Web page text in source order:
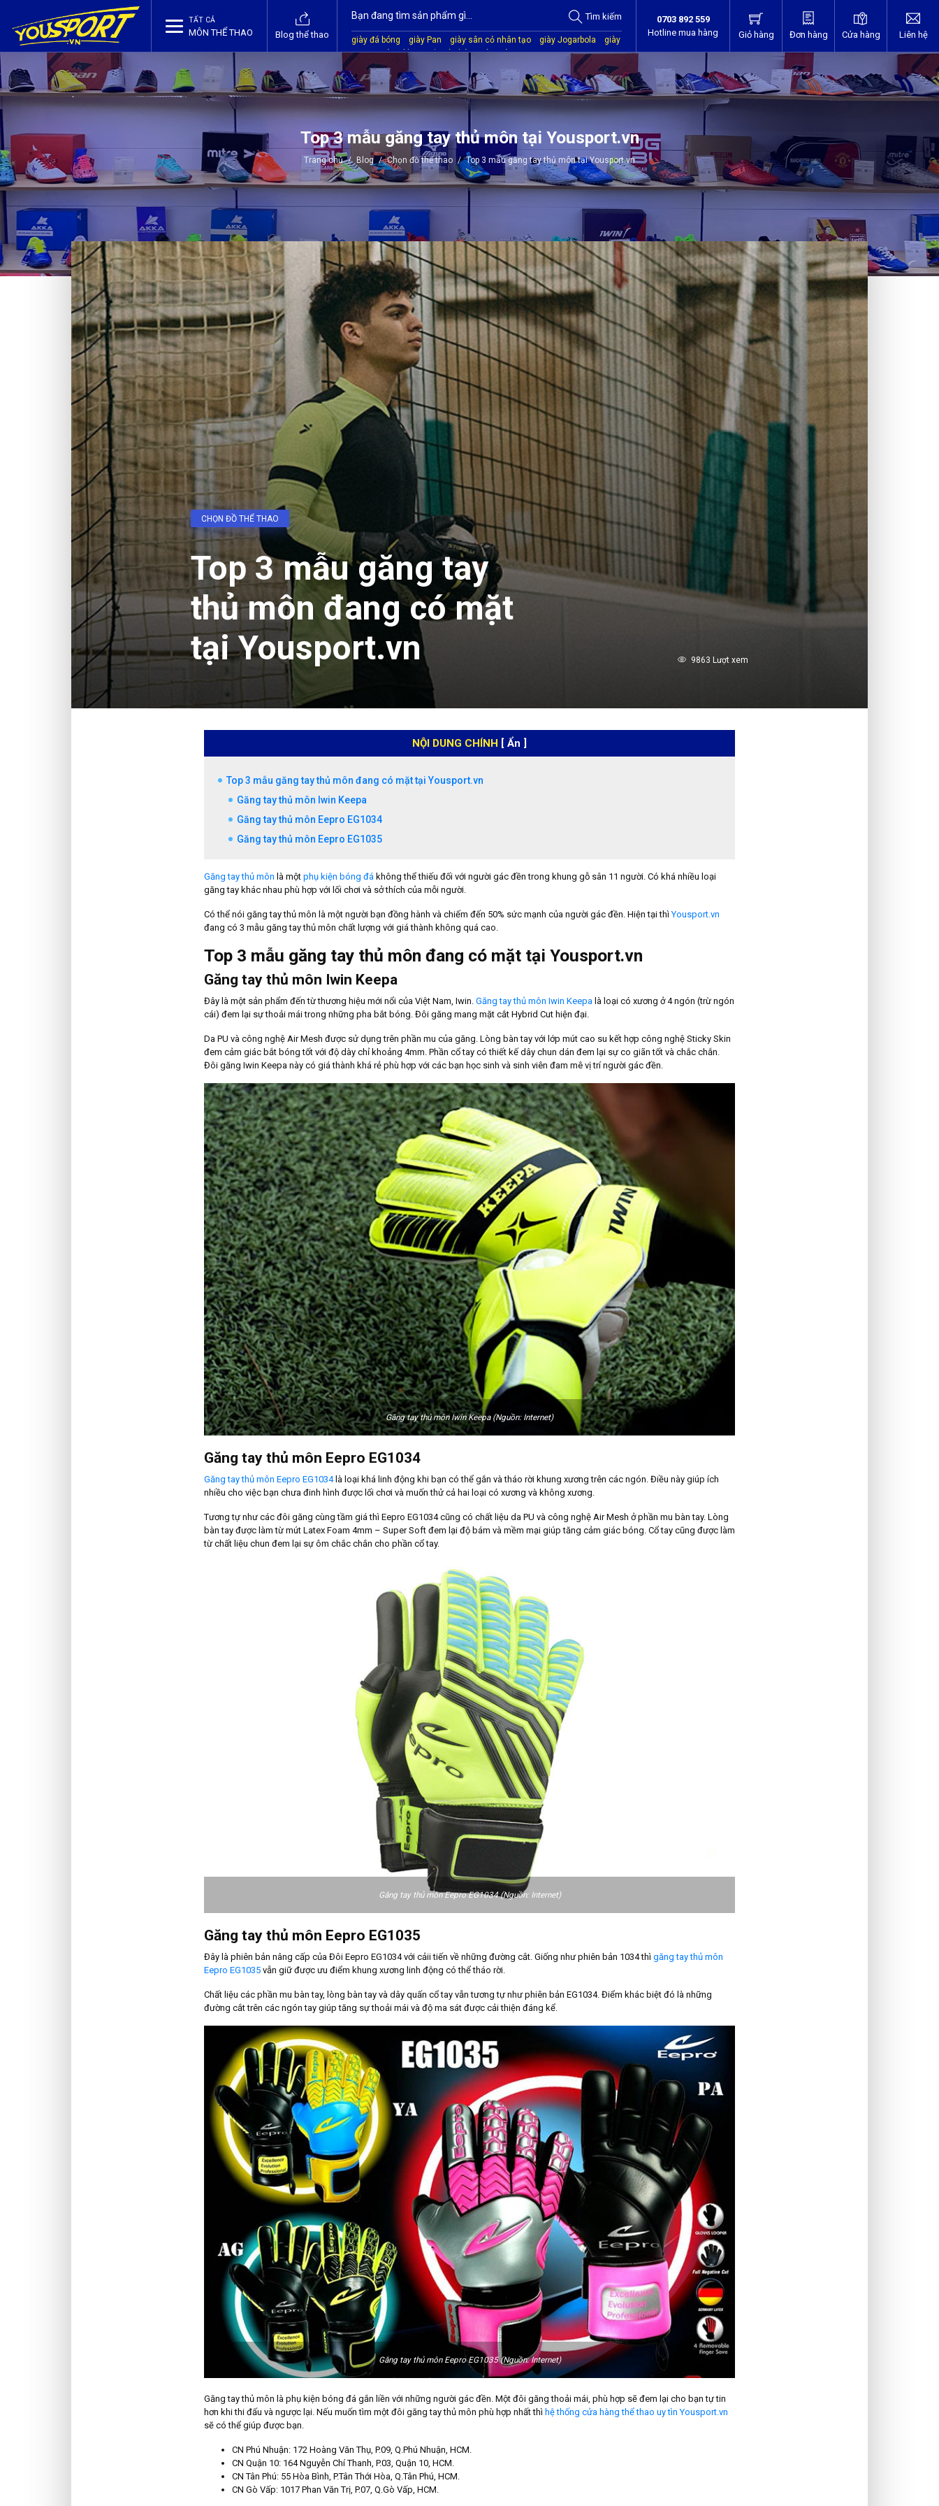
TẤT CẢ
MÔN THỂ THAO Blog thể thao
Tìm kiếm
giày đá bóng giày Pan giày sân cỏ nhân tạo giày Jogarbola
giày
Mitre
giày Akka quần áo bóng đá giày Kamito
0703 892 559
Hotline mua hàng
Giỏ hàng Đơn hàng Cửa hàng Liên hệ
Top 3 mẫu găng tay thủ môn tại Yousport.vn
Trang chủ / Blog / Chọn đồ thể thao / Top 3 mẫu găng tay thủ môn tại Yousport.vn
CHỌN ĐỒ THỂ THAO
Top 3 mẫu găng tay
thủ môn đang có mặt
tại Yousport.vn
9863 Lượt xem
NỘI DUNG CHÍNH [ Ẩn ]
Top 3 mẫu găng tay thủ môn đang có mặt tại Yousport.vn
Găng tay thủ môn Iwin Keepa
Găng tay thủ môn Eepro EG1034
Găng tay thủ môn Eepro EG1035
Găng tay thủ môn là một phụ kiện bóng đá không thể thiếu đối với người gác đền trong khung gỗ sân 11 người. Có khá nhiều loại
găng tay khác nhau phù hợp với lối chơi và sở thích của mỗi người.
Có thể nói găng tay thủ môn là một người bạn đồng hành và chiếm đến 50% sức mạnh của người gác đền. Hiện tại thìYousport.vn
đang có 3 mẫu găng tay thủ môn chất lượng với giá thành không quá cao.
Top 3 mẫu găng tay thủ môn đang có mặt tại Yousport.vn
Găng tay thủ môn Iwin Keepa
Đây là một sản phẩm đến từ thương hiệu mới nổi của Việt Nam, Iwin. Găng tay thủ môn Iwin Keepa là loại có xương ở 4 ngón (trừ ngón
cái) đem lại sự thoải mái trong những pha bắt bóng. Đôi găng mang mặt cắt Hybrid Cut hiện đại.
Da PU và công nghệ Air Mesh được sử dụng trên phần mu của găng. Lòng bàn tay với lớp mút cao su kết hợp công nghệ Sticky Skin
đem cảm giác bắt bóng tốt với độ dày chỉ khoảng 4mm. Phần cổ tay có thiết kế dây chun dán đem lại sự co giãn tốt và chắc chắn.
Đôi găng Iwin Keepa này có giá thành khá rẻ phù hợp với các bạn học sinh và sinh viên đam mê vị trí người gác đền.
Găng tay thủ môn Iwin Keepa (Nguồn: Internet)
Găng tay thủ môn Eepro EG1034
Găng tay thủ môn Eepro EG1034là loại khá linh động khi bạn có thể gắn và tháo rời khung xương trên các ngón. Điều này giúp ích
nhiều cho việc bạn chưa đinh hình được lối chơi và muốn thử cả hai loại có xương và không xương.
Tương tự như các đôi găng cùng tầm giá thì Eepro EG1034 cũng có chất liệu da PU và công nghệ Air Mesh ở phần mu bàn tay. Lòng
bàn tay được làm từ mút Latex Foam 4mm – Super Soft đem lại độ bám và mềm mại giúp tăng cảm giác bóng. Cổ tay cũng được làm
từ chất liệu chun đem lại sự ôm chắc chắn cho phần cổ tay.
Găng tay thủ môn Eepro EG1034 (Nguồn: Internet)
Găng tay thủ môn Eepro EG1035
Đây là phiên bản nâng cấp của Đôi Eepro EG1034 với cảii tiến về những đường cắt. Giống như phiên bản 1034 thì găng tay thủ môn
Eepro EG1035 vẫn giữ được ưu điểm khung xương linh động có thể tháo rời.
Chất liệu các phần mu bàn tay, lòng bàn tay và dây quấn cổ tay vẫn tương tự như phiên bản EG1034. Điểm khác biệt đó là những
đường cắt trên các ngón tay giúp tăng sự thoải mái và độ ma sát được cải thiện đáng kể.
Găng tay thủ môn Eepro EG1035 (Nguồn: Internet)
Găng tay thủ môn là phụ kiện bóng đá gắn liền với những người gác đền. Một đôi găng thoải mái, phù hợp sẽ đem lại cho bạn tự tin
hơn khi thi đấu và ngược lại. Nếu muốn tìm một đôi găng tay thủ môn phù hợp nhất thì hệ thống cửa hàng thể thao uy tìn Yousport.vn
sẽ có thể giúp được bạn.
CN Phú Nhuận: 172 Hoàng Văn Thụ, P.09, Q.Phú Nhuận, HCM.
CN Quận 10: 164 Nguyễn Chí Thanh, P.03, Quận 10, HCM.
CN Tân Phú: 55 Hòa Bình, P.Tân Thới Hòa, Q.Tân Phú, HCM.
CN Gò Vấp: 1017 Phan Văn Trị, P.07, Q.Gò Vấp, HCM.